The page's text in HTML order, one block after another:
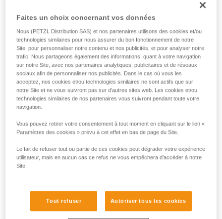
la manipulation, seul, en toute sécurité, avant
Nous donnons des exemples de techniques
liées à votre activité. Il peut en exister d’autres
que nous ne décrivons pas ici.
Nous abordons ici des points techniques, mais n’oubliez pas
bien apprivoiser le milieu dans lequel vous évoluez.
La qualité de la glace, sa structure, les pentes supérieures,
les récentes variations de températures sont des facteurs
essentiels à considérer avant de s’engager dans une
cascade de glace.
Faites un choix concernant vos données
Nous (PETZL Distribution SAS) et nos partenaires utilisons des cookies et/ou
technologies similaires pour nous assurer du bon fonctionnement de notre
Site, pour personnaliser notre contenu et nos publicités, et pour analyser notre
trafic. Nous partageons également des informations, quant à votre navigation
sur notre Site, avec nos partenaires analytiques, publicitaires et de réseaux
sociaux afin de personnaliser nos publicités. Dans le cas où vous les
acceptez, nos cookies et/ou technologies similaires ne sont actifs que sur
notre Site et ne vous suivront pas sur d’autres sites web. Les cookies et/ou
technologies similaires de nos partenaires vous suivront pendant toute votre
navigation.
Vous pouvez retirer votre consentement à tout moment en cliquant sur le lien «
Paramètres des cookies » prévu à cet effet en bas de page du Site.
Le fait de refuser tout ou partie de ces cookies peut dégrader votre expérience
utilisateur, mais en aucun cas ce refus ne vous empêchera d’accéder à notre
Site.
Tout refuser Autoriser tous les cookies